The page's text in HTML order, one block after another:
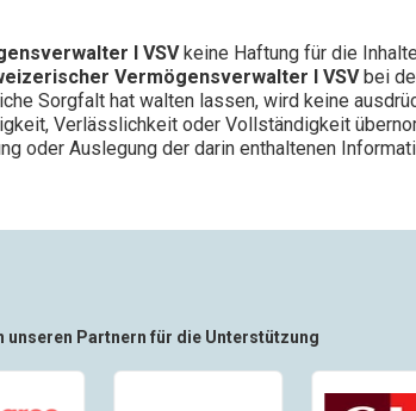
l VSVkeine Haftung für die
Vermögensverwalter l VSVbei
Sorgfalt hat walten lassen, wird keine
Verlässlichkeit oder Vollständigkeit
oder Auslegung der darin enthaltenen
unseren Partnern für die Unterstützung